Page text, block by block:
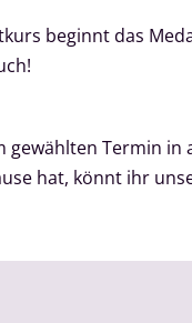
beginnt das
gewählten Termin
hat, könnt ihr